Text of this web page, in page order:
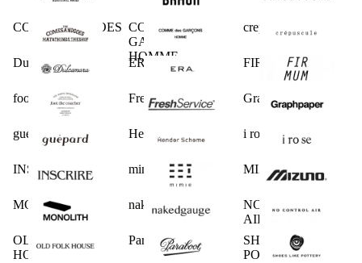
COMESANDGOES COMME des
GARCONS
HOMME
crepuscule
Dulcamara ERA. FIRMUM
foot the coacher FreshService Graphpaper
guepard Hender Scheme i ro se
INSCRIRE mimie MIZUNO
MONOLITH nakedgauge
NO CONTROL
AIR
OLD FOLK
HOUSE
Paraboot
SHOES LIKE
POTTERY